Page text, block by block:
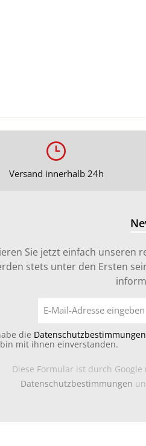
Versand innerhalb 24h
Sie jetzt einfach unseren
stets unter den Ersten
die Datenschutzbestimmungen
mit ihnen einverstanden.
Diese Formular ist durch Google
Datenschutzbestimmungen